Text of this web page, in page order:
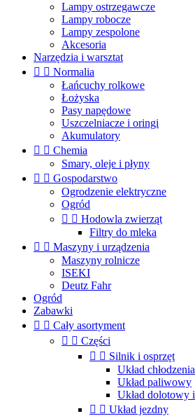
Lampy ostrzegawcze
Lampy robocze
Lampy zespolone
Akcesoria
Narzędzia i warsztat
  Normalia
Łańcuchy rolkowe
Łożyska
Pasy napędowe
Uszczelniacze i oringi
Akumulatory
  Chemia
Smary, oleje i płyny
  Gospodarstwo
Ogrodzenie elektryczne
Ogród
  Hodowla zwierząt
Filtry do mleka
  Maszyny i urządzenia
Maszyny rolnicze
ISEKI
Deutz Fahr
Ogród
Zabawki
  Cały asortyment
  Części
  Silnik i osprzęt
Układ chłodzenia
Układ paliwowy
Układ dolotowy
  Układ jezdny